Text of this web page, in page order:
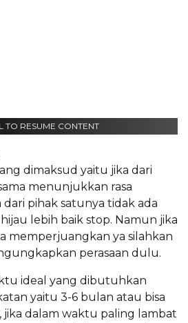
TO RESUME CONTENT
dimaksud yaitu jika dari
menunjukkan rasa
pihak satunya tidak ada
lebih baik stop. Namun jika
memperjuangkan ya silahkan
perasaan dulu.
ideal yang dibutuhkan
yaitu 3-6 bulan atau bisa
jika dalam waktu paling lambat